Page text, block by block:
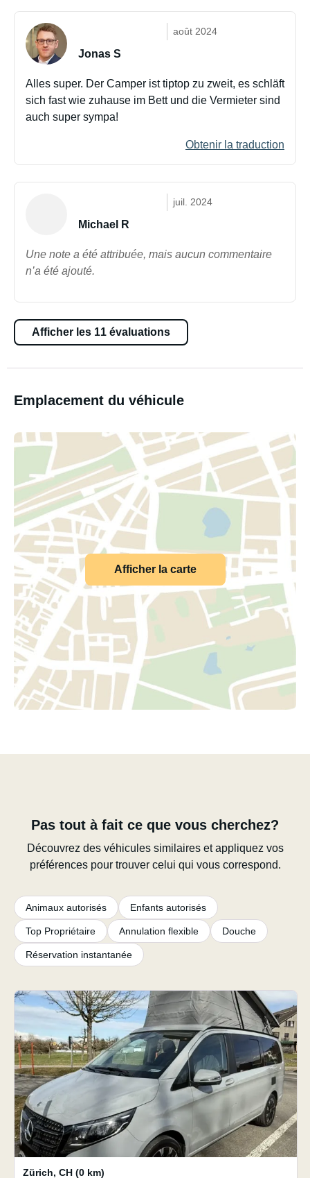
août 2024
Jonas S
Alles super. Der Camper ist tiptop zu zweit, es schläft
sich fast wie zuhause im Bett und die Vermieter sind
auch super sympa!
Obtenir la traduction
juil. 2024
Michael R
Une note a été attribuée, mais aucun commentaire
n’a été ajouté.
Afficher les 11 évaluations
Emplacement du véhicule
Afficher la carte
Pas tout à fait ce que vous cherchez?
Découvrez des véhicules similaires et appliquez vos
préférences pour trouver celui qui vous correspond.
Animaux autorisés Enfants autorisés
Top Propriétaire Annulation flexible Douche
Réservation instantanée
Zürich, CH (0 km)